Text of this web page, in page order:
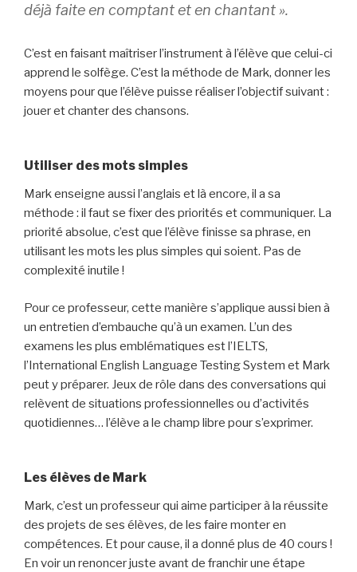
déjà faite en comptant et en chantant ».
C’est en faisant maîtriser l’instrument à l’élève que celui-ci
apprend le solfège. C’est la méthode de Mark, donner les
moyens pour que l’élève puisse réaliser l’objectif suivant :
jouer et chanter des chansons.
Utiliser des mots simples
Mark enseigne aussi l’anglais et là encore, il a sa
méthode : il faut se fixer des priorités et communiquer. La
priorité absolue, c’est que l’élève finisse sa phrase, en
utilisant les mots les plus simples qui soient. Pas de
complexité inutile !
Pour ce professeur, cette manière s’applique aussi bien à
un entretien d’embauche qu’à un examen. L’un des
examens les plus emblématiques est l’IELTS,
l’International English Language Testing System et Mark
peut y préparer. Jeux de rôle dans des conversations qui
relèvent de situations professionnelles ou d’activités
quotidiennes… l’élève a le champ libre pour s’exprimer.
Les élèves de Mark
Mark, c’est un professeur qui aime participer à la réussite
des projets de ses élèves, de les faire monter en
compétences. Et pour cause, il a donné plus de 40 cours !
En voir un renoncer juste avant de franchir une étape